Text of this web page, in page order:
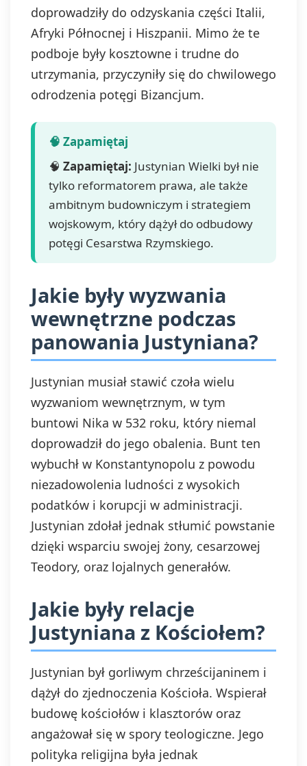
doprowadziły do odzyskania części Italii,
Afryki Północnej i Hiszpanii. Mimo że te
podboje były kosztowne i trudne do
utrzymania, przyczyniły się do chwilowego
odrodzenia potęgi Bizancjum.
🧠 Zapamiętaj: Justynian Wielki był nie
tylko reformatorem prawa, ale także
ambitnym budowniczym i strategiem
wojskowym, który dążył do odbudowy
potęgi Cesarstwa Rzymskiego.
Jakie były wyzwania
wewnętrzne podczas
panowania Justyniana?
Justynian musiał stawić czoła wielu
wyzwaniom wewnętrznym, w tym
buntowi Nika w 532 roku, który niemal
doprowadził do jego obalenia. Bunt ten
wybuchł w Konstantynopolu z powodu
niezadowolenia ludności z wysokich
podatków i korupcji w administracji.
Justynian zdołał jednak stłumić powstanie
dzięki wsparciu swojej żony, cesarzowej
Teodory, oraz lojalnych generałów.
Jakie były relacje
Justyniana z Kościołem?
Justynian był gorliwym chrześcijaninem i
dążył do zjednoczenia Kościoła. Wspierał
budowę kościołów i klasztorów oraz
angażował się w spory teologiczne. Jego
polityka religijna była jednak